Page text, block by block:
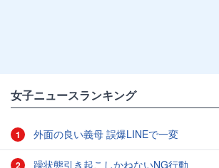
女子ニュースランキング
1 外面の良い義母 誤爆LINEで一変
2 躁状態引き起こしかねないNG行動